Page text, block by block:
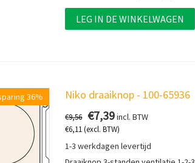
LEG IN DE WINKELWAGEN
36% Niko draaiknop - 100-65936
€9,56 €7,39incl. BTW
€6,11(excl. BTW)
1-3 werkdagen levertijd